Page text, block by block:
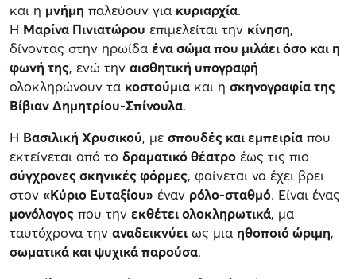
και η μνήμη παλεύουν για κυριαρχία.
Η Μαρίνα Πινιατώρου επιμελείται την κίνηση,
δίνοντας στην ηρωίδα ένα σώμα που μιλάει όσο και η
φωνή της, ενώ την αισθητική υπογραφή
ολοκληρώνουν τα κοστούμια και η σκηνογραφία της
Βίβιαν Δημητρίου-Σπίνουλα.
Η Βασιλική Χρυσικού, με σπουδές και εμπειρία που
εκτείνεται από το δραματικό θέατρο έως τις πιο
σύγχρονες σκηνικές φόρμες, φαίνεται να έχει βρει
στον «Κύριο Ευταξίου» έναν ρόλο-σταθμό. Είναι ένας
μονόλογος που την εκθέτει ολοκληρωτικά, μα
ταυτόχρονα την αναδεικνύει ως μια ηθοποιό ώριμη,
σωματικά και ψυχικά παρούσα.